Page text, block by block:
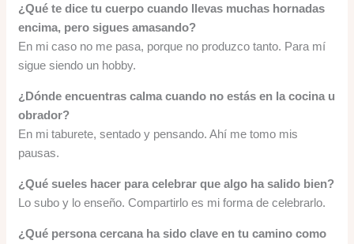
¿Qué te dice tu cuerpo cuando llevas muchas hornadas
encima, pero sigues amasando?
En mi caso no me pasa, porque no produzco tanto. Para mí
sigue siendo un hobby.
¿Dónde encuentras calma cuando no estás en la cocina u
obrador?
En mi taburete, sentado y pensando. Ahí me tomo mis
pausas.
¿Qué sueles hacer para celebrar que algo ha salido bien?
Lo subo y lo enseño. Compartirlo es mi forma de celebrarlo.
¿Qué persona cercana ha sido clave en tu camino como